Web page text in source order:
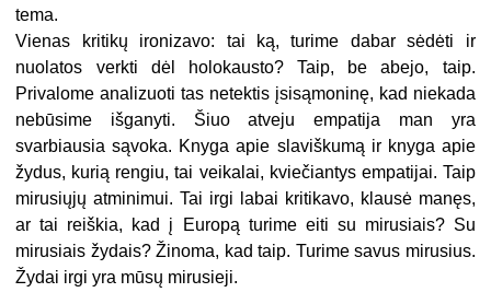
tema.
Vienas kritikų ironizavo: tai ką, turime dabar sėdėti ir
nuolatos verkti dėl holokausto? Taip, be abejo, taip.
Privalome analizuoti tas netektis įsisąmoninę, kad niekada
nebūsime išganyti. Šiuo atveju empatija man yra
svarbiausia sąvoka. Knyga apie slaviškumą ir knyga apie
žydus, kurią rengiu, tai veikalai, kviečiantys empatijai. Taip
mirusiųjų atminimui. Tai irgi labai kritikavo, klausė manęs,
ar tai reiškia, kad į Europą turime eiti su mirusiais? Su
mirusiais žydais? Žinoma, kad taip. Turime savus mirusius.
Žydai irgi yra mūsų mirusieji.